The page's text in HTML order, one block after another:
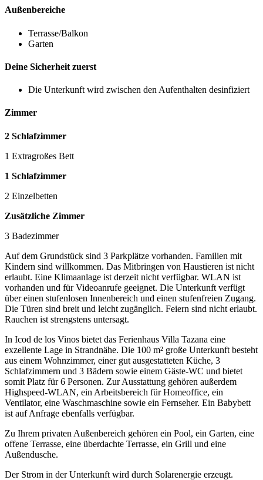
Außenbereiche
Terrasse/Balkon
Garten
Deine Sicherheit zuerst
Die Unterkunft wird zwischen den Aufenthalten desinfiziert
Zimmer
2 Schlafzimmer
1 Extragroßes Bett
1 Schlafzimmer
2 Einzelbetten
Zusätzliche Zimmer
3 Badezimmer
Auf dem Grundstück sind 3 Parkplätze vorhanden. Familien mit
Kindern sind willkommen. Das Mitbringen von Haustieren ist nicht
erlaubt. Eine Klimaanlage ist derzeit nicht verfügbar. WLAN ist
vorhanden und für Videoanrufe geeignet. Die Unterkunft verfügt
über einen stufenlosen Innenbereich und einen stufenfreien Zugang.
Die Türen sind breit und leicht zugänglich. Feiern sind nicht erlaubt.
Rauchen ist strengstens untersagt.
In Icod de los Vinos bietet das Ferienhaus Villa Tazana eine
exzellente Lage in Strandnähe. Die 100 m² große Unterkunft besteht
aus einem Wohnzimmer, einer gut ausgestatteten Küche, 3
Schlafzimmern und 3 Bädern sowie einem Gäste-WC und bietet
somit Platz für 6 Personen. Zur Ausstattung gehören außerdem
Highspeed-WLAN, ein Arbeitsbereich für Homeoffice, ein
Ventilator, eine Waschmaschine sowie ein Fernseher. Ein Babybett
ist auf Anfrage ebenfalls verfügbar.
Zu Ihrem privaten Außenbereich gehören ein Pool, ein Garten, eine
offene Terrasse, eine überdachte Terrasse, ein Grill und eine
Außendusche.
Der Strom in der Unterkunft wird durch Solarenergie erzeugt.